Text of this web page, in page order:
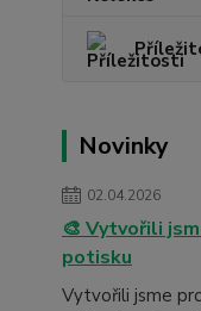
Novinky
02.04.2026
🎨 Vytvořili
potisku
Vytvořili jsme